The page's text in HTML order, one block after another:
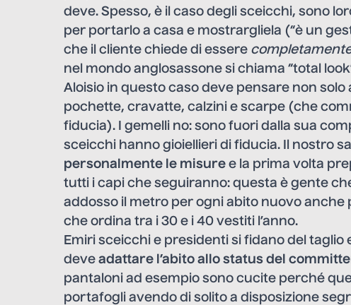
deve. Spesso, è il caso degli sceicchi, sono
per portarlo a casa e mostrargliela (“è un
che il cliente chiede di essere
nel mondo anglosassone si chiama “total
Aloisio in questo caso deve pensare non
pochette, cravatte, calzini e scarpe (che
fiducia). I gemelli no: sono fuori dalla sua
sceicchi hanno gioiellieri di fiducia. Il nostro
personalmente le misure e la prima volta
tutti i capi che seguiranno: questa è gente
addosso il metro per ogni abito nuovo
che ordina tra i 30 e i 40 vestiti l’anno.
Emiri sceicchi e presidenti si fidano del
deve adattare l’abito allo status del
pantaloni ad esempio sono cucite perché
portafogli avendo di solito a disposizione